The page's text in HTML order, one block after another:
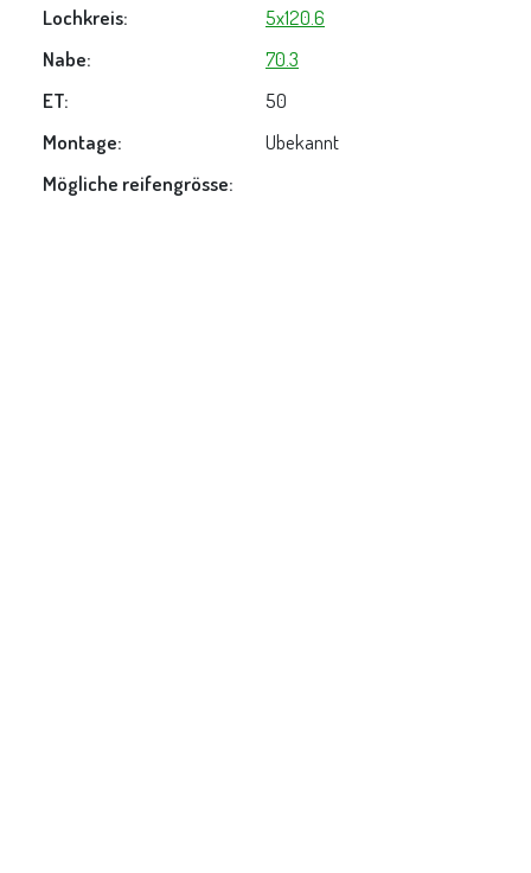
Lochkreis:
5x120.6
Nabe:
70.3
ET:
50
Montage:
Ubekannt
Mögliche reifengrösse: